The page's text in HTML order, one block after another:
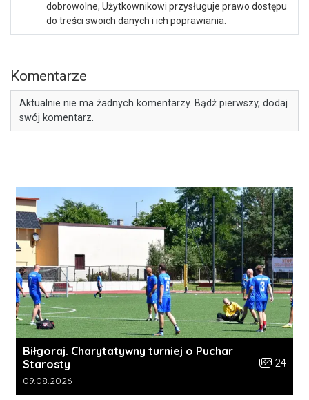
dobrowolne, Użytkownikowi przysługuje prawo dostępu
do treści swoich danych i ich poprawiania.
Komentarze
Aktualnie nie ma żadnych komentarzy. Bądź pierwszy, dodaj
swój komentarz.
Biłgoraj. Charytatywny turniej o Puchar
Starosty
Liczba
24
Data dodania galerii:
09.08.2026